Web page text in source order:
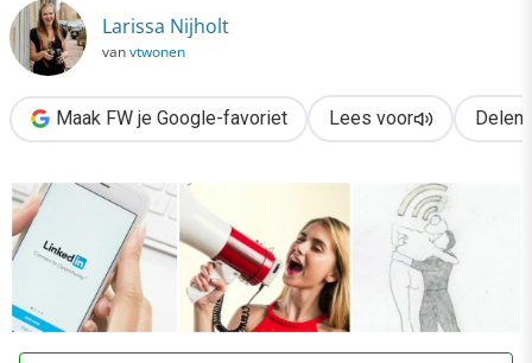
Larissa Nijholt
vanvtwonen
Maak FW je Google-favoriet Lees voor Delen